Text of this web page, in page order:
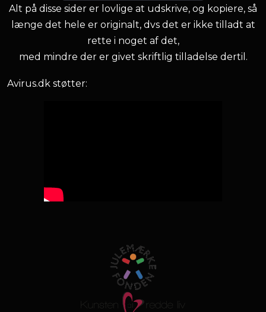
Alt på disse sider er lovlige at udskrive, og kopiere, så
længe det hele er originalt, dvs det er ikke tilladt at
rette i noget af det,
med mindre der er givet skriftlig tilladelse dertil.
Avirus.dk støtter: